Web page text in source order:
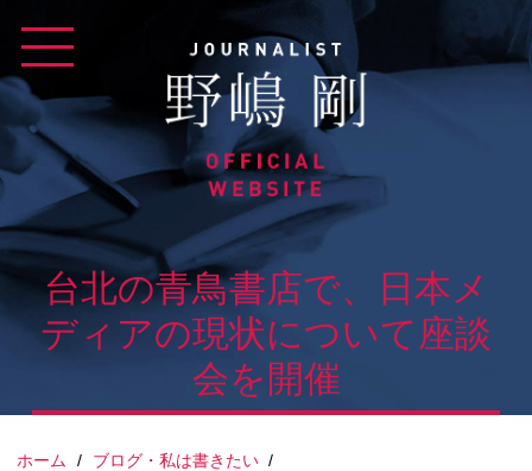
content
台北の青鳥書店で、日本メ
ディアの現状について座談
会を開催
ホーム / ブログ・私は書きたい /